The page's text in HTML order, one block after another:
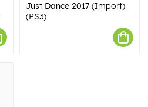
Just Dance 2017 (Import)
(PS3)